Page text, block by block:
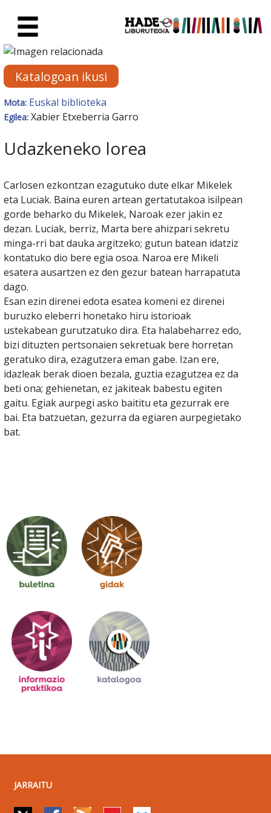
Eskuratu berriak Fitxa -
Katalogoan ikusi
Mota: Euskal biblioteka
Egilea: Xabier Etxeberria Garro
Udazkeneko lorea
Carlosen ezkontzan ezagutuko dute elkar Mikelek
eta Luciak. Baina euren artean gertatutakoa isilpean
gorde beharko du Mikelek, Naroak ezer jakin ez
dezan. Luciak, berriz, Marta bere ahizpari sekretu
minga-rri bat dauka argitzeko; gutun batean idatziz
kontatuko dio bere egia osoa. Naroa ere Mikeli
esatera ausartzen ez den gezur batean harrapatuta
dago.
Esan ezin direnei edota esatea komeni ez direnei
buruzko eleberri honetako hiru istorioak
ustekabean gurutzatuko dira. Eta halabeharrez edo,
bizi dituzten pertsonaien sekretuak bere horretan
geratuko dira, ezagutzera eman gabe. Izan ere,
idazleak berak dioen bezala, guztia ezagutzea ez da
beti ona; gehienetan, ez jakiteak babestu egiten
gaitu. Egiak aurpegi asko baititu eta gezurrak ere
bai. Eta batzuetan, gezurra da egiaren aurpegietako
bat.
JARRAITU